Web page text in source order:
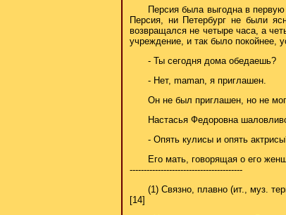
Персия была выгодна в
Персия, ни Петербург не были
возвращался не четыре часа, а
учреждение, и так было покойнее,
- Ты сегодня дома обедаешь?
- Нет, maman, я приглашен.
Он не был приглашен, но не
Настасья Федоровна
- Опять кулисы и опять
Его мать, говорящая о его
----------------------------------------
(1) Связно, плавно (ит., муз.
[14]